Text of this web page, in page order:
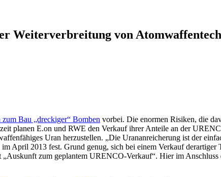
Weiterverbreitung von
Bau „dreckiger“ Bomben vorbei. Die enormen Risiken, die
planen E.on und RWE den Verkauf ihrer Anteile an der
Uran herzustellen. „Die Urananreicherung ist der
April 2013 fest. Grund genug, sich bei einem Verkauf derartiger
zum geplantem URENCO-Verkauf“. Hier im Anschluss